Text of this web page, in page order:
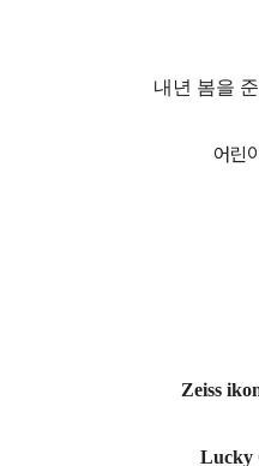
내년 봄을
어린
Zeiss
Lucky